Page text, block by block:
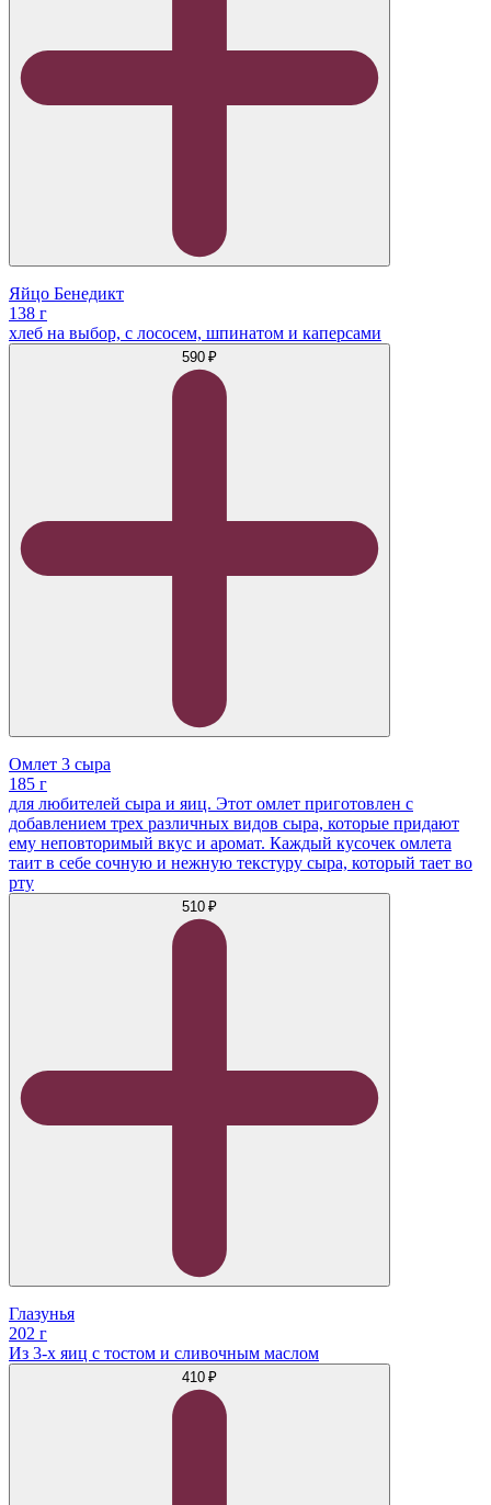
Яйцо Бенедикт
138 г
хлеб на выбор, с лососем, шпинатом и каперсами
590 ₽
Омлет 3 сыра
185 г
для любителей сыра и яиц. Этот омлет приготовлен с
добавлением трех различных видов сыра, которые придают
ему неповторимый вкус и аромат. Каждый кусочек омлета
таит в себе сочную и нежную текстуру сыра, который тает во
рту
510 ₽
Глазунья
202 г
Из 3-х яиц с тостом и сливочным маслом
410 ₽